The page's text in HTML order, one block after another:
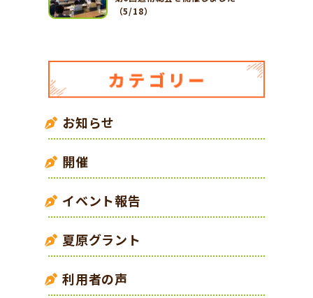
（5/18）
お知らせ
開催
イベント報告
夏原グラント
利用者の声